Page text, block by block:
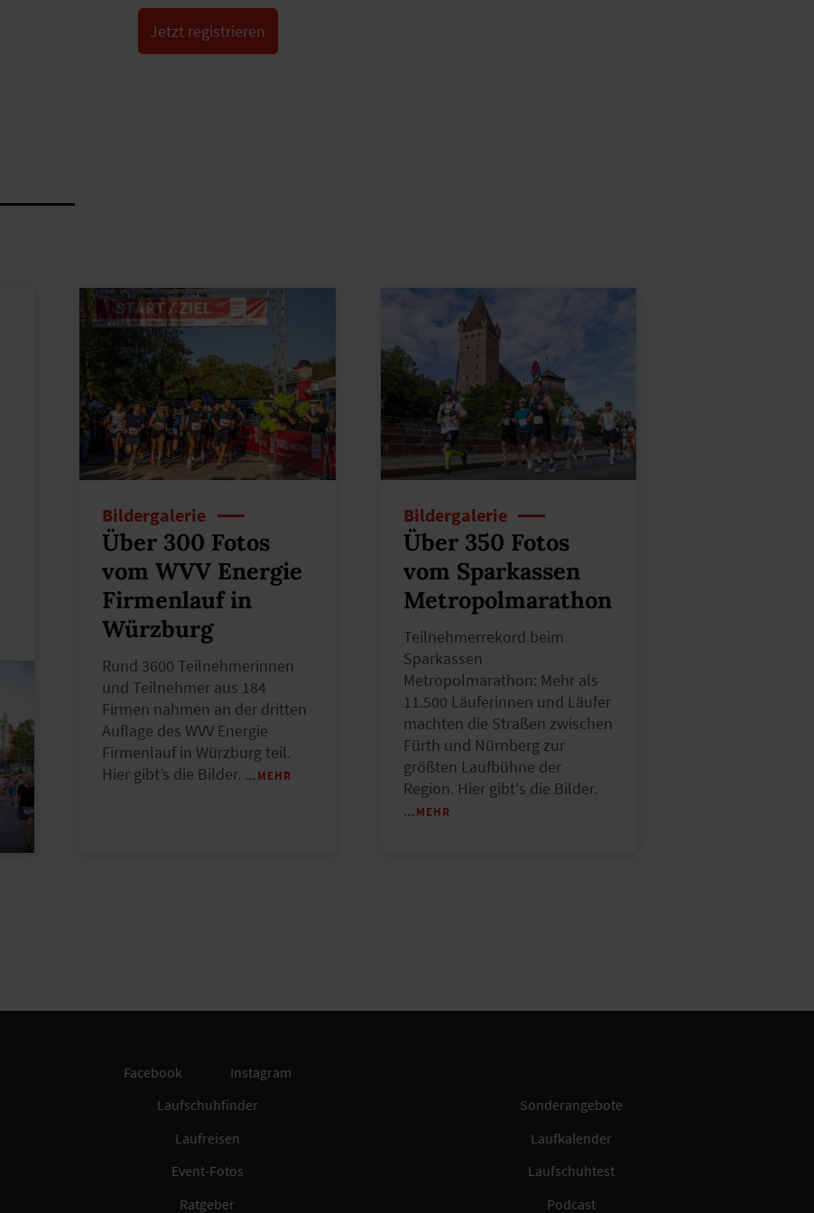
Jetzt registrieren
Bildergalerie
Über 300 Fotos
vom WVV Energie
Firmenlauf in
Würzburg
Rund 3600 Teilnehmerinnen
und Teilnehmer aus 184
Firmen nahmen an der dritten
Auflage des WVV Energie
Firmenlauf in Würzburg teil.
Hier gibt’s die Bilder. …MEHR
Bildergalerie
Über 350 Fotos
vom Sparkassen
Metropolmarathon
Teilnehmerrekord beim
Sparkassen
Metropolmarathon: Mehr als
11.500 Läuferinnen und Läufer
machten die Straßen zwischen
Fürth und Nürnberg zur
größten Laufbühne der
Region. Hier gibt's die Bilder.
…MEHR
Facebook
Instagram
Laufschuhfinder
Sonderangebote
Laufreisen
Laufkalender
Event-Fotos
Laufschuhtest
Ratgeber Podcast